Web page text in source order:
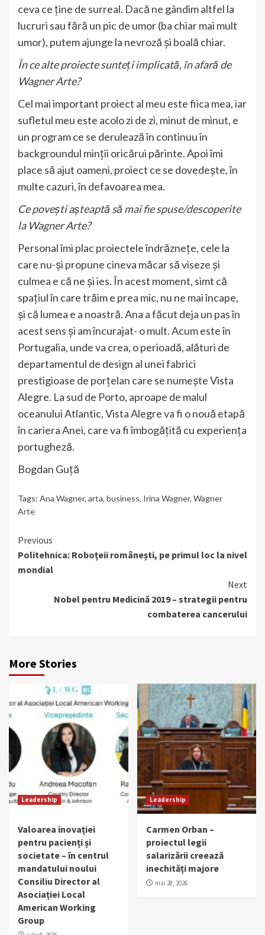
ceva ce ține de surreal. Dacă ne gândim altfel la
lucruri sau fără un pic de umor (ba chiar mai mult
umor), putem ajunge la nevroză și boală chiar.
În ce alte proiecte sunteți implicată, în afară de
Wagner Arte?
Cel mai important proiect al meu este fiica mea, iar
sufletul meu este acolo zi de zi, minut de minut, e
un program ce se derulează în continuu în
backgroundul minții oricărui părinte. Apoi îmi
place să ajut oameni, proiect ce se dovedește, în
multe cazuri, în defavoarea mea.
Ce povești așteaptă să mai fie spuse/descoperite
la Wagner Arte?
Personal îmi plac proiectele îndrăznețe, cele la
care nu-și propune cineva măcar să viseze și
culmea e că ne și ies. În acest moment, simt că
spațiul în care trăim e prea mic, nu ne mai încape,
și că lumea e a noastră. Ana a făcut deja un pas în
acest sens și am încurajat- o mult. Acum este în
Portugalia, unde va crea, o perioadă, alături de
departamentul de design al unei fabrici
prestigioase de porțelan care se numește Vista
Alegre. La sud de Porto, aproape de malul
oceanului Atlantic, Vista Alegre va fi o nouă etapă
în cariera Anei, care va fi îmbogățită cu experiența
portugheză.
Bogdan Guță
Tags: Ana Wagner, arta, business, Irina Wagner, Wagner
Arte
Continue
Reading
Previous
Politehnica: Roboțeii românești, pe primul loc la nivel
mondial
Next
Nobel pentru Medicină 2019 – strategii pentru
combaterea cancerului
More Stories
Leadership
Valoarea inovației
pentru pacienți și
societate – în centrul
mandatului noului
Consiliu Director al
Asociației Local
American Working
Group
Leadership
Carmen Orban –
proiectul legii
salarizării creează
inechități majore
mai 28, 2026